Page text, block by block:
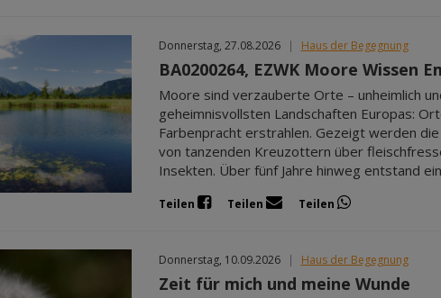
Donnerstag, 27.08.2026 | Haus der Begegnung
BA0200264, EZWK Moore Wissen
Moore sind verzauberte Orte – unheimlich
geheimnisvollsten Landschaften Europas:
Farbenpracht erstrahlen. Gezeigt werden
von tanzenden Kreuzottern über
Insekten. Über fünf Jahre hinweg entstand
Teilen Teilen Teilen
Donnerstag, 10.09.2026 | Haus der Begegnung
Zeit für mich und meine Wunde